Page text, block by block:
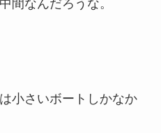
間なんだろうな。
小さいボートしかなか